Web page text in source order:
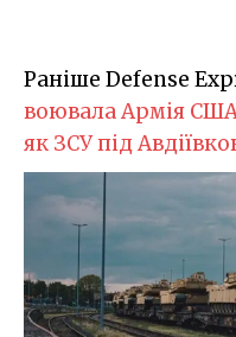
Раніше Defense
воювала Армія
як ЗСУ під